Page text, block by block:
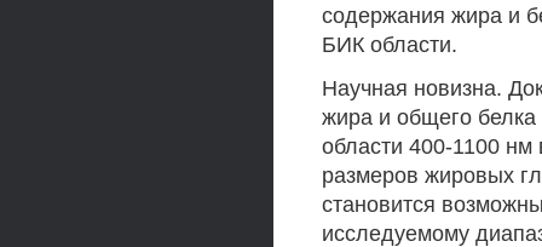
содержания жира и
БИК области.
Научная новизна.
жира и общего белка
области 400-1100 нм
размеров жировых
становится
исследуемому